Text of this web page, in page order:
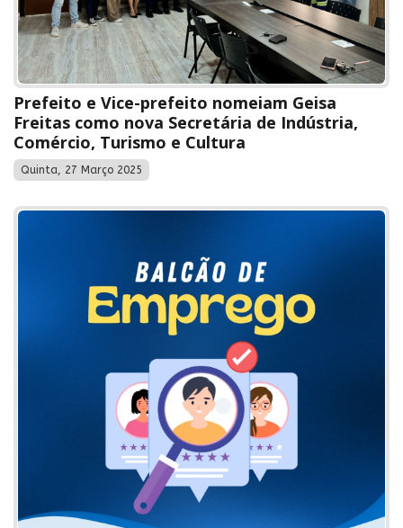
Prefeito e Vice-prefeito nomeiam Geisa
Freitas como nova Secretária de Indústria,
Comércio, Turismo e Cultura
Quinta, 27 Março 2025